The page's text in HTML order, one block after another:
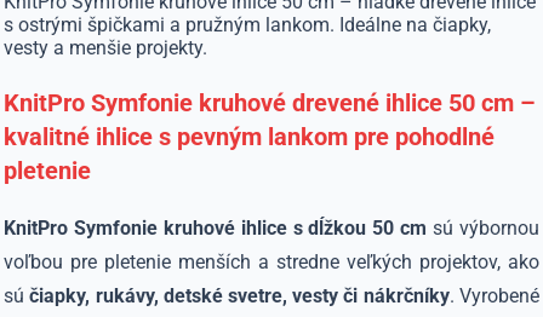
s ostrými špičkami a pružným lankom. Ideálne na čiapky,
vesty a menšie projekty.
KnitPro Symfonie kruhové drevené ihlice 50 cm –
kvalitné ihlice s pevným lankom pre pohodlné
pletenie
KnitPro Symfonie kruhové ihlice s dĺžkou 50 cm sú výbornou
voľbou pre pletenie menších a stredne veľkých projektov, ako
súčiapky, rukávy, detské svetre, vesty či nákrčníky. Vyrobené